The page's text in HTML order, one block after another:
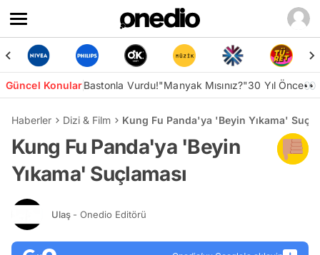
Güncel KonularBastonla Vurdu!"Manyak Mısınız?"30 Yıl Önce👀
Haberler Dizi & Film Kung Fu Panda'ya 'Beyin Yıkama'
Kung Fu Panda'ya 'Beyin
Yıkama' Suçlaması
Ulaş - Onedio Editörü